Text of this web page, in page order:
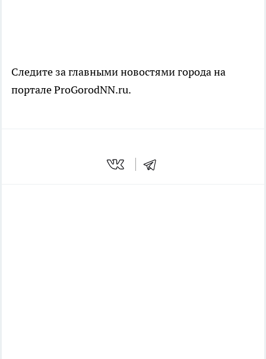
Следите за главными новостями города на
портале ProGorodNN.ru.